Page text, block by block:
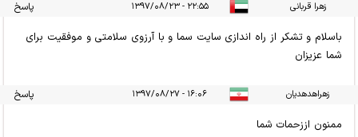
زهرا قربانی ۲۲:۵۵ - ۱۳۹۷/۰۸/۲۳ پاسخ
باسلام و تشکر از راه اندازی سایت سما و با آرزوی سلامتی و موفقیت برای
شما عزیزان
زهراهدهدیان ۱۶:۰۶ - ۱۳۹۷/۰۸/۲۷ پاسخ
ممنون اززحمات شما